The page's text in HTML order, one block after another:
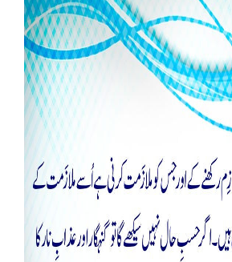
Media
Madani Channel
Volunteer Portal
Rohani Ilaj
Donation
Blog
Departments